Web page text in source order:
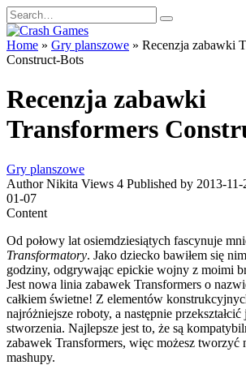
Skip
to
content
Search
for:
Home » Gry planszowe » Recenzja zabawki
Construct-Bots
Recenzja zabawki
Transformers
Gry planszowe
Author Nikita Views 4 Published by 2013-11-
01-07
Content
Od połowy lat osiemdziesiątych fascynuje
Transformatory. Jako dziecko bawiłem się
godziny, odgrywając epickie wojny z moimi
Jest nowa linia zabawek Transformers o
całkiem świetne! Z elementów
najróżniejsze roboty, a następnie
stworzenia. Najlepsze jest to, że są
zabawek Transformers, więc możesz tworzyć
mashupy.